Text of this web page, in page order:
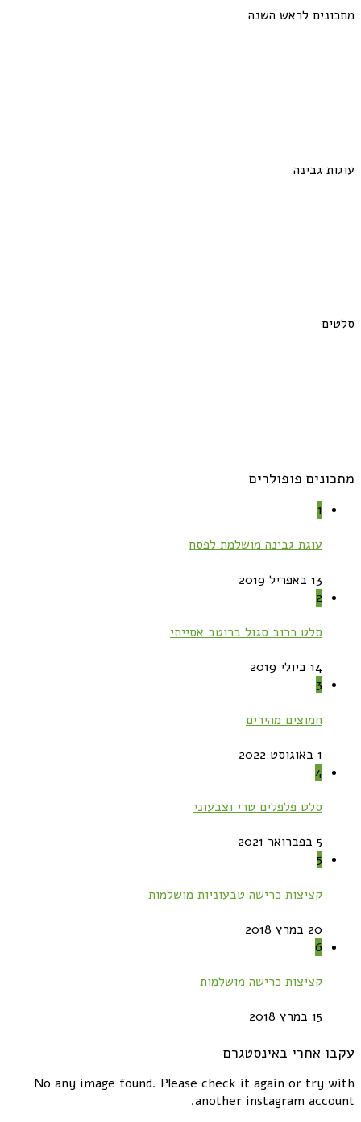
מתכונים לראש השנה
עוגות גבינה
סלטים
מתכונים פופולרים
1
עוגת גבינה מושלמת לפסח
13 באפריל 2019
2
סלט כרוב סגול ברוטב אסייתי
14 ביולי 2019
3
חמוצים מהירים
1 באוגוסט 2022
4
סלט פלפלים טרי וצבעוני
5 בפברואר 2021
5
קציצות כרישה טבעוניות מושלמות
20 במרץ 2018
6
קציצות כרישה מושלמות
15 במרץ 2018
עקבו אחרי באינסטגרם
No any image found. Please check it again or try with
another instagram account.